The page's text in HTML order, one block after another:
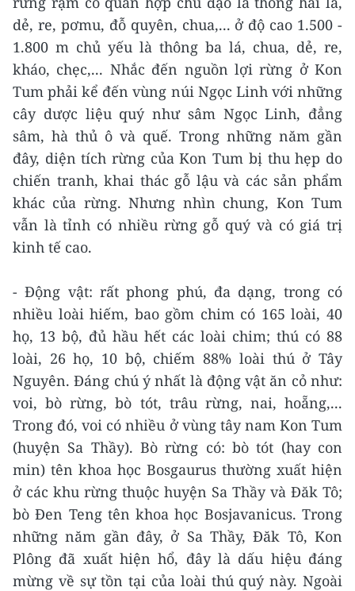
dẻ, re, pơmu, đỗ quyên, chua,... ở độ cao 1.500 -
1.800 m chủ yếu là thông ba lá, chua, dẻ, re,
kháo, chẹc,... Nhắc đến nguồn lợi rừng ở Kon
Tum phải kể đến vùng núi Ngọc Linh với những
cây dược liệu quý như sâm Ngọc Linh, đẳng
sâm, hà thủ ô và quế. Trong những năm gần
đây, diện tích rừng của Kon Tum bị thu hẹp do
chiến tranh, khai thác gỗ lậu và các sản phẩm
khác của rừng. Nhưng nhìn chung, Kon Tum
vẫn là tỉnh có nhiều rừng gỗ quý và có giá trị
kinh tế cao.
- Động vật: rất phong phú, đa dạng, trong có
nhiều loài hiếm, bao gồm chim có 165 loài, 40
họ, 13 bộ, đủ hầu hết các loài chim; thú có 88
loài, 26 họ, 10 bộ, chiếm 88% loài thú ở Tây
Nguyên. Đáng chú ý nhất là động vật ăn cỏ như:
voi, bò rừng, bò tót, trâu rừng, nai, hoẵng,...
Trong đó, voi có nhiều ở vùng tây nam Kon Tum
(huyện Sa Thầy). Bò rừng có: bò tót (hay con
min) tên khoa học Bosgaurus thường xuất hiện
ở các khu rừng thuộc huyện Sa Thầy và Đăk Tô;
bò Đen Teng tên khoa học Bosjavanicus. Trong
những năm gần đây, ở Sa Thầy, Đăk Tô, Kon
Plông đã xuất hiện hổ, đây là dấu hiệu đáng
mừng về sự tồn tại của loài thú quý này. Ngoài